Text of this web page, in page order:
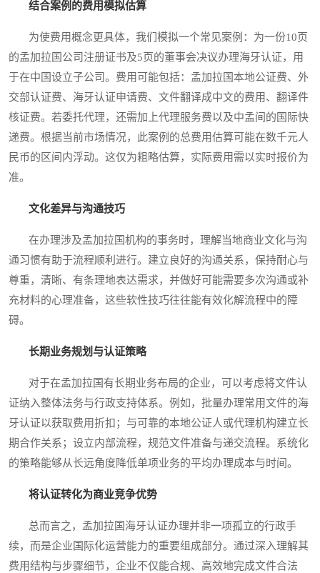
结合案例的费用模拟估算
为使费用概念更具体，我们模拟一个常见案例：为一份10页
的孟加拉国公司注册证书及5页的董事会决议办理海牙认证，用
于在中国设立子公司。费用可能包括：孟加拉国本地公证费、外
交部认证费、海牙认证申请费、文件翻译成中文的费用、翻译件
核证费。若委托代理，还需加上代理服务费以及中孟间的国际快
递费。根据当前市场情况，此案例的总费用估算可能在数千元人
民币的区间内浮动。这仅为粗略估算，实际费用需以实时报价为
准。
文化差异与沟通技巧
在办理涉及孟加拉国机构的事务时，理解当地商业文化与沟
通习惯有助于流程顺利进行。建立良好的沟通关系，保持耐心与
尊重，清晰、有条理地表达需求，并做好可能需要多次沟通或补
充材料的心理准备，这些软性技巧往往能有效化解流程中的障
碍。
长期业务规划与认证策略
对于在孟加拉国有长期业务布局的企业，可以考虑将文件认
证纳入整体法务与行政支持体系。例如，批量办理常用文件的海
牙认证以获取费用折扣；与可靠的本地公证人或代理机构建立长
期合作关系；设立内部流程，规范文件准备与递交流程。系统化
的策略能够从长远角度降低单项业务的平均办理成本与时间。
将认证转化为商业竞争优势
总而言之，孟加拉国海牙认证办理并非一项孤立的行政手
续，而是企业国际化运营能力的重要组成部分。通过深入理解其
费用结构与步骤细节，企业不仅能合规、高效地完成文件合法